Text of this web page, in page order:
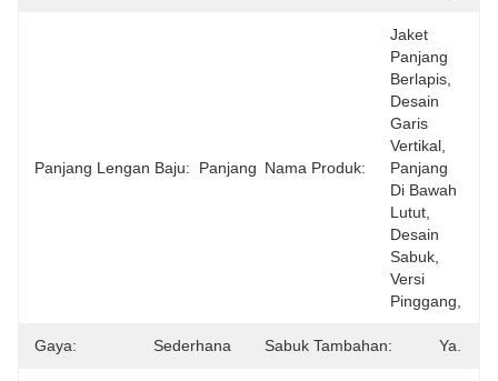
Panjang Lengan Baju: Panjang Nama Produk:
Jaket
Panjang
Berlapis,
Desain
Garis
Vertikal,
Panjang
Di Bawah
Lutut,
Desain
Sabuk,
Versi
Pinggang,
Gaya: Sederhana Sabuk Tambahan: Ya.